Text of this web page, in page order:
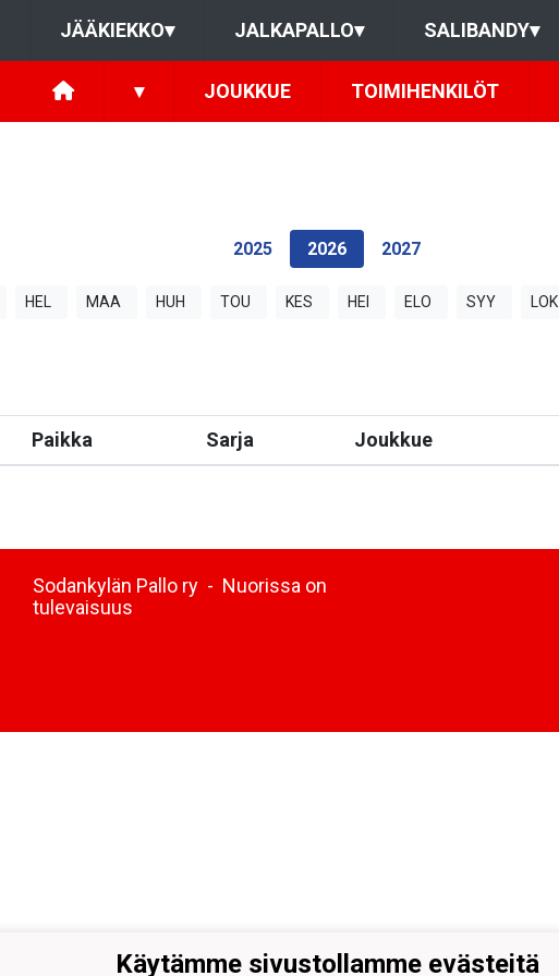
JÄÄKIEKKO▾ JALKAPALLO▾ SALIBANDY▾
▾ JOUKKUE TOIMIHENKILÖT
2025 2026 2027
HEL MAA HUH TOU KES HEI ELO SYY LOK
Paikka Sarja Joukkue
Sodankylän Pallo ry - Nuorissa on
tulevaisuus
Käytämme sivustollamme evästeitä